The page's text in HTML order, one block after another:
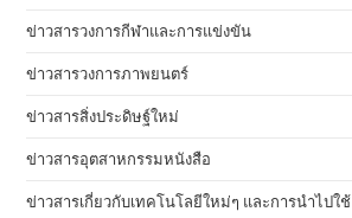
ข่าวสารวงการกีฬาและการแข่งขัน
ข่าวสารวงการภาพยนตร์
ข่าวสารสิ่งประดิษฐ์ใหม่
ข่าวสารอุตสาหกรรมหนังสือ
ข่าวสารเกี่ยวกับเทคโนโลยีใหม่ๆ และการนำไปใช้